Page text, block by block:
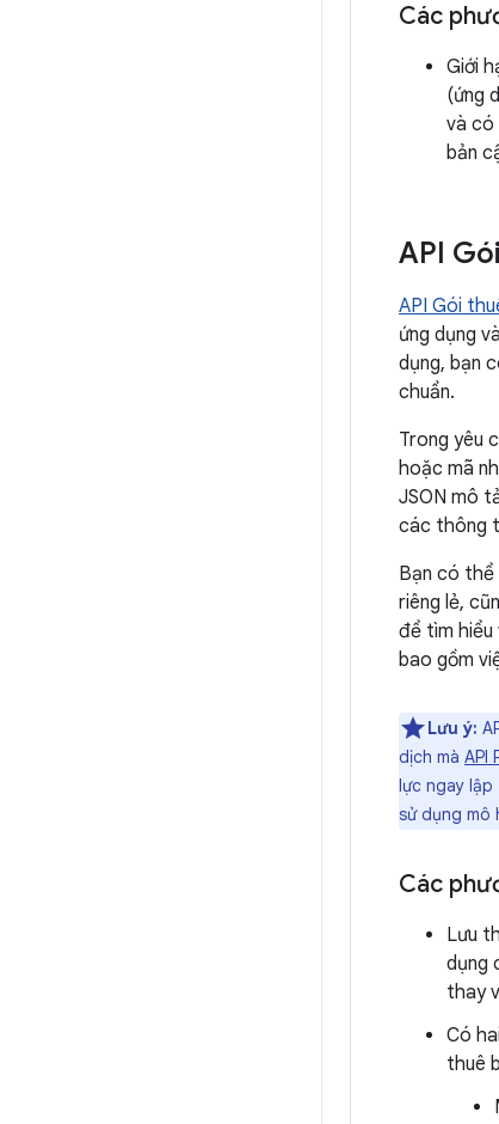
Các
Giới
(ứng
và có
bản
API
API Gói
ứng dụng
dụng, bạn
chuẩn.
Trong yêu
hoặc mã
JSON mô
các thông
Bạn có thể
riêng lẻ,
để tìm hiểu
bao gồm
Lưu ý:
dịch mà API
lực ngay lập
sử dụng mô
Các
Lưu
dụng
thay
Có
thuê